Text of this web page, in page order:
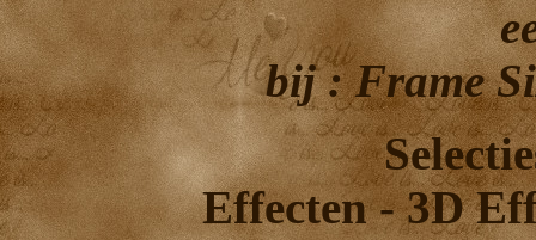
bij : Frame
Effecten - 3D